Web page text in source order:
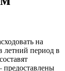
на
летний период в
предоставлены